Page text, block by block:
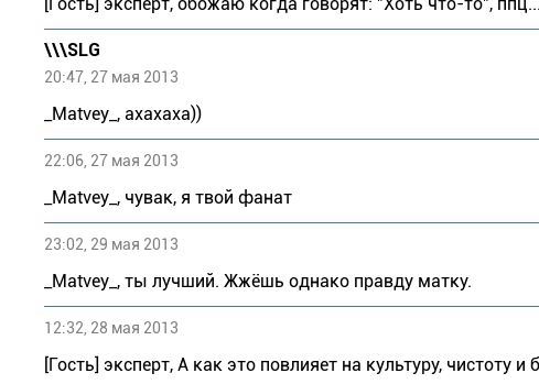
\\\SLG
20:47, 27 мая 2013
_Matvey_, ахахаха))
22:06, 27 мая 2013
_Matvey_, чувак, я твой фанат
23:02, 29 мая 2013
_Matvey_, ты лучший. Жжёшь однако правду матку.
12:32, 28 мая 2013
[Гость] эксперт, А как это повлияет на культуру, чистоту